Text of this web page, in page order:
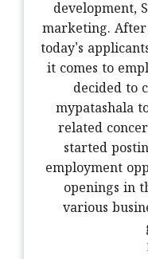
development,
marketing.
today's
it comes to
decided to
mypatashala
related
started
employment
openings in
various